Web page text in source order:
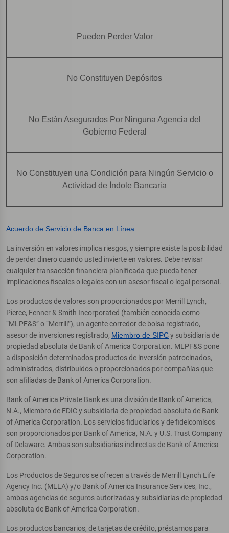
Pueden Perder Valor
No Constituyen Depósitos
No Están Asegurados Por Ninguna Agencia del
Gobierno Federal
No Constituyen una Condición para Ningún Servicio o
Actividad de Índole Bancaria
Acuerdo de Servicio de Banca en Línea
La inversión en valores implica riesgos, y siempre existe la posibilidad
de perder dinero cuando usted invierte en valores. Debe revisar
cualquier transacción financiera planificada que pueda tener
implicaciones fiscales o legales con un asesor fiscal o legal personal.
Los productos de valores son proporcionados por Merrill Lynch,
Pierce, Fenner & Smith Incorporated (también conocida como
“MLPF&S” o “Merrill”), un agente corredor de bolsa registrado,
asesor de inversiones registrado, Miembro de SIPCy subsidiaria de
propiedad absoluta de Bank of America Corporation. MLPF&S pone
a disposición determinados productos de inversión patrocinados,
administrados, distribuidos o proporcionados por compañías que
son afiliadas de Bank of America Corporation.
Bank of America Private Bank es una división de Bank of America,
N.A., Miembro de FDIC y subsidiaria de propiedad absoluta de Bank
of America Corporation. Los servicios fiduciarios y de fideicomisos
son proporcionados por Bank of America, N.A. y U.S. Trust Company
of Delaware. Ambas son subsidiarias indirectas de Bank of America
Corporation.
Los Productos de Seguros se ofrecen a través de Merrill Lynch Life
Agency Inc. (MLLA) y/o Bank of America Insurance Services, Inc.,
ambas agencias de seguros autorizadas y subsidiarias de propiedad
absoluta de Bank of America Corporation.
Los productos bancarios, de tarjetas de crédito, préstamos para